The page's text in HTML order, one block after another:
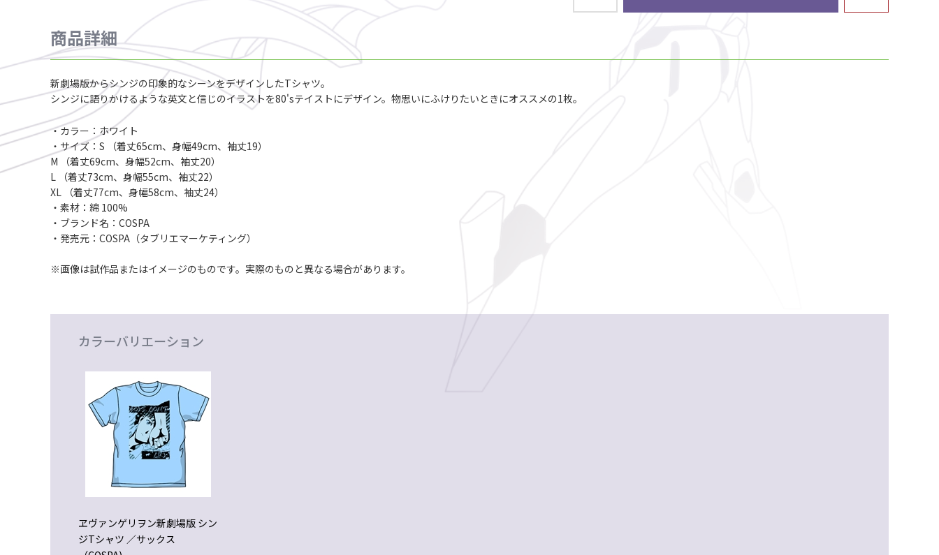
商品詳細
新劇場版からシンジの印象的なシーンをデザインしたTシャツ。
シンジに語りかけるような英文と信じのイラストを80'sテイストにデザイン。物思いにふけりたいときにオススメの1枚。
・カラー：ホワイト
・サイズ：S （着丈65cm、身幅49cm、袖丈19）
M （着丈69cm、身幅52cm、袖丈20）
L （着丈73cm、身幅55cm、袖丈22）
XL （着丈77cm、身幅58cm、袖丈24）
・素材：綿 100%
・ブランド名：COSPA
・発売元：COSPA（タブリエマーケティング）
※画像は試作品またはイメージのものです。実際のものと異なる場合があります。
カラーバリエーション
ヱヴァンゲリヲン新劇場版 シン
ジTシャツ ／サックス